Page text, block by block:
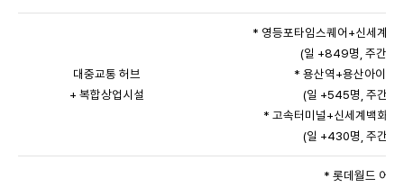
대중교통 허브
+ 복합상업시설
* 영등포타임스퀘어+신세계
(일 +849명, 주간
* 용산역+용산아이파
(일 +545명, 주간
* 고속터미널+신세계백화점
(일 +430명, 주간
* 롯데월드 어드